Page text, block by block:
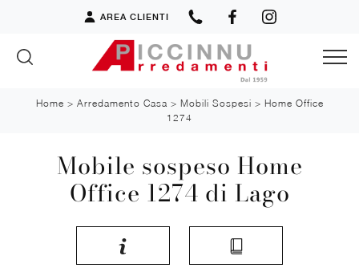
AREA CLIENTI
Home > Arredamento Casa > Mobili Sospesi > Home Office
1274
Mobile sospeso Home
Office 1274 di Lago